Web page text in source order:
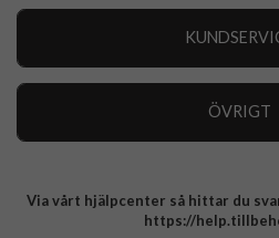
ÖVRIGT
Integritetspolicy
Via vårt hjälpcenter så hittar du
https://